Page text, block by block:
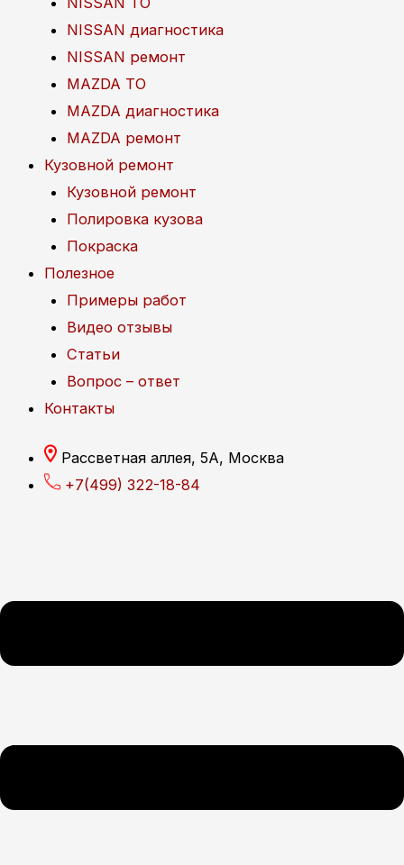
NISSAN диагностика
NISSAN ремонт
MAZDA ТО
MAZDA диагностика
MAZDA ремонт
Кузовной ремонт
Кузовной ремонт
Полировка кузова
Покраска
Полезное
Примеры работ
Видео отзывы
Статьи
Вопрос – ответ
Контакты
Рассветная аллея, 5А, Москва
+7(499) 322-18-84